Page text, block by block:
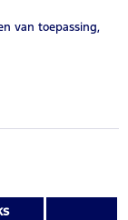
van toepassing,